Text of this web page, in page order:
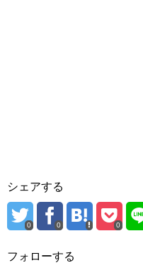
シェアする
0 0 0
フォローする